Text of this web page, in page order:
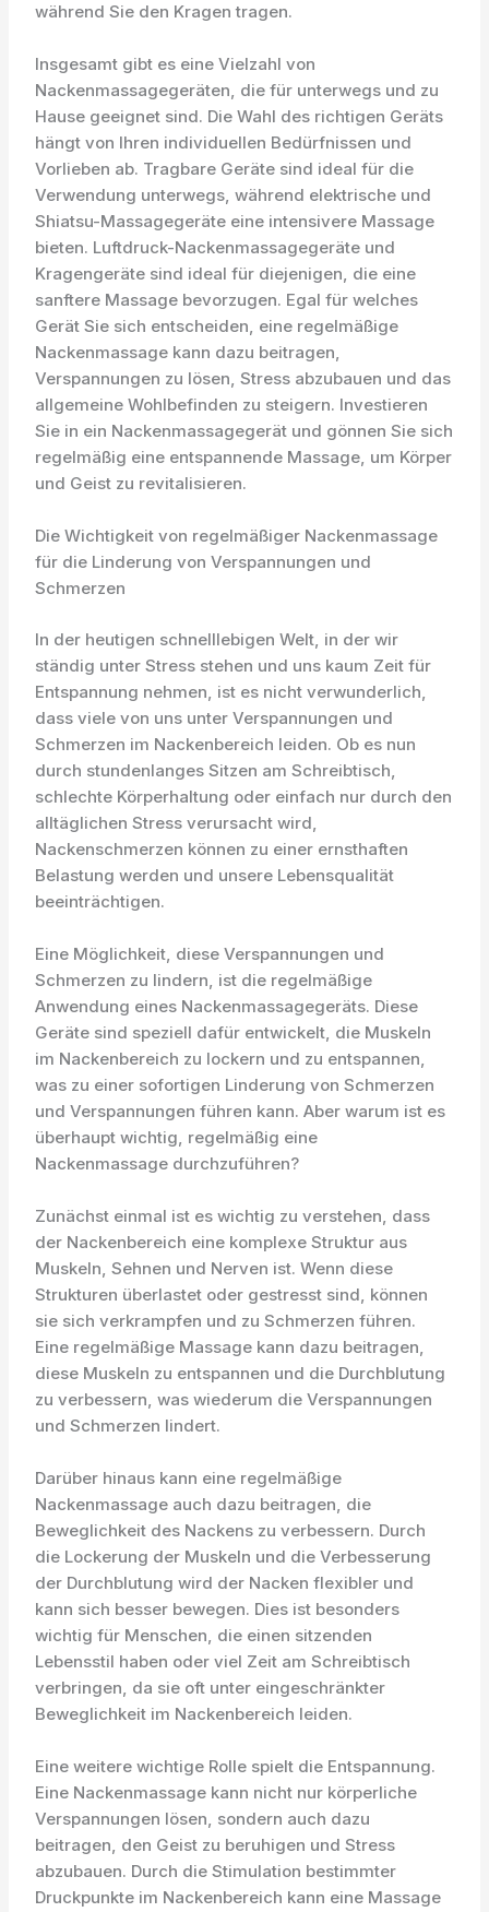
während Sie den Kragen tragen.
Insgesamt gibt es eine Vielzahl von
Nackenmassagegeräten, die für unterwegs und zu
Hause geeignet sind. Die Wahl des richtigen Geräts
hängt von Ihren individuellen Bedürfnissen und
Vorlieben ab. Tragbare Geräte sind ideal für die
Verwendung unterwegs, während elektrische und
Shiatsu-Massagegeräte eine intensivere Massage
bieten. Luftdruck-Nackenmassagegeräte und
Kragengeräte sind ideal für diejenigen, die eine
sanftere Massage bevorzugen. Egal für welches
Gerät Sie sich entscheiden, eine regelmäßige
Nackenmassage kann dazu beitragen,
Verspannungen zu lösen, Stress abzubauen und das
allgemeine Wohlbefinden zu steigern. Investieren
Sie in ein Nackenmassagegerät und gönnen Sie sich
regelmäßig eine entspannende Massage, um Körper
und Geist zu revitalisieren.
Die Wichtigkeit von regelmäßiger Nackenmassage
für die Linderung von Verspannungen und
Schmerzen
In der heutigen schnelllebigen Welt, in der wir
ständig unter Stress stehen und uns kaum Zeit für
Entspannung nehmen, ist es nicht verwunderlich,
dass viele von uns unter Verspannungen und
Schmerzen im Nackenbereich leiden. Ob es nun
durch stundenlanges Sitzen am Schreibtisch,
schlechte Körperhaltung oder einfach nur durch den
alltäglichen Stress verursacht wird,
Nackenschmerzen können zu einer ernsthaften
Belastung werden und unsere Lebensqualität
beeinträchtigen.
Eine Möglichkeit, diese Verspannungen und
Schmerzen zu lindern, ist die regelmäßige
Anwendung eines Nackenmassagegeräts. Diese
Geräte sind speziell dafür entwickelt, die Muskeln
im Nackenbereich zu lockern und zu entspannen,
was zu einer sofortigen Linderung von Schmerzen
und Verspannungen führen kann. Aber warum ist es
überhaupt wichtig, regelmäßig eine
Nackenmassage durchzuführen?
Zunächst einmal ist es wichtig zu verstehen, dass
der Nackenbereich eine komplexe Struktur aus
Muskeln, Sehnen und Nerven ist. Wenn diese
Strukturen überlastet oder gestresst sind, können
sie sich verkrampfen und zu Schmerzen führen.
Eine regelmäßige Massage kann dazu beitragen,
diese Muskeln zu entspannen und die Durchblutung
zu verbessern, was wiederum die Verspannungen
und Schmerzen lindert.
Darüber hinaus kann eine regelmäßige
Nackenmassage auch dazu beitragen, die
Beweglichkeit des Nackens zu verbessern. Durch
die Lockerung der Muskeln und die Verbesserung
der Durchblutung wird der Nacken flexibler und
kann sich besser bewegen. Dies ist besonders
wichtig für Menschen, die einen sitzenden
Lebensstil haben oder viel Zeit am Schreibtisch
verbringen, da sie oft unter eingeschränkter
Beweglichkeit im Nackenbereich leiden.
Eine weitere wichtige Rolle spielt die Entspannung.
Eine Nackenmassage kann nicht nur körperliche
Verspannungen lösen, sondern auch dazu
beitragen, den Geist zu beruhigen und Stress
abzubauen. Durch die Stimulation bestimmter
Druckpunkte im Nackenbereich kann eine Massage